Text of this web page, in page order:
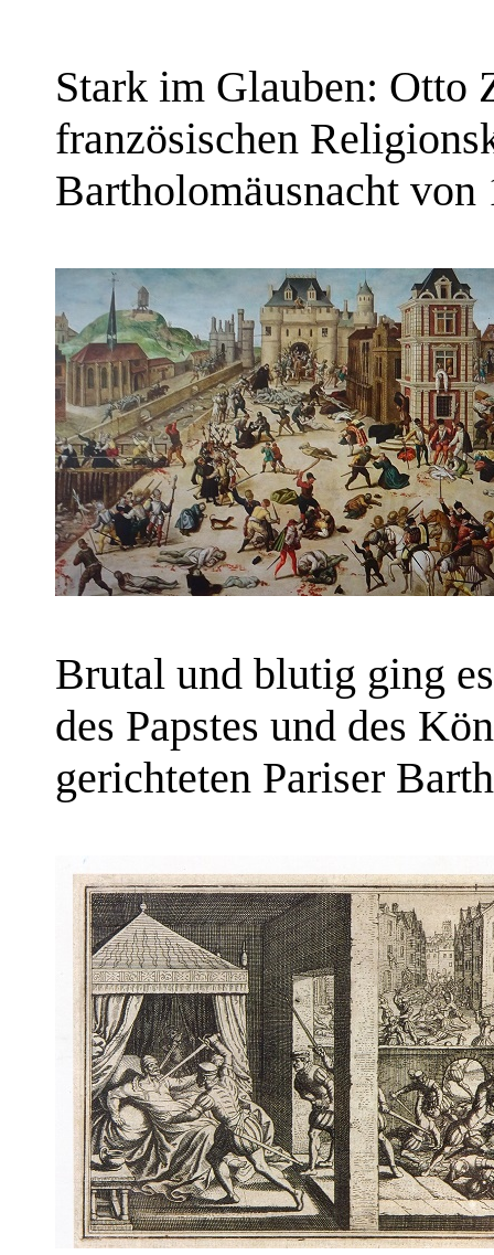
Stark im Glauben: Otto
französischen
Bartholomäusnacht von
Brutal und blutig ging
des Papstes und des
gerichteten Pariser